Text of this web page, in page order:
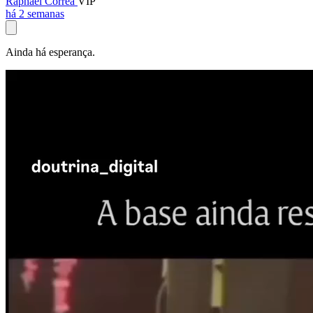
há 2 semanas
Ainda há esperança.